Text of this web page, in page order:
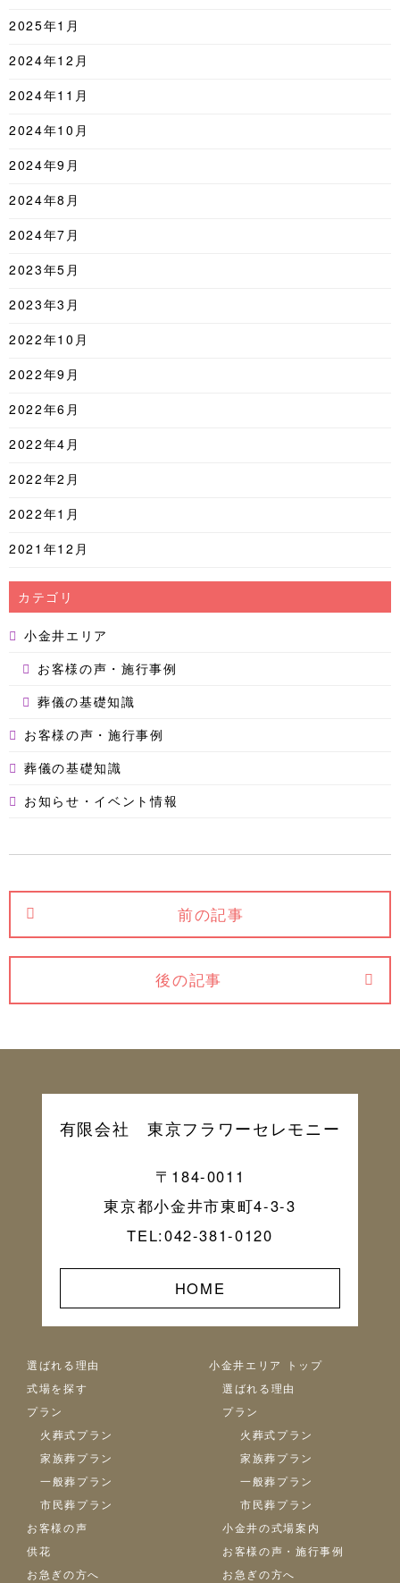
2025年1月
2024年12月
2024年11月
2024年10月
2024年9月
2024年8月
2024年7月
2023年5月
2023年3月
2022年10月
2022年9月
2022年6月
2022年4月
2022年2月
2022年1月
2021年12月
カテゴリ
小金井エリア
お客様の声・施行事例
葬儀の基礎知識
お客様の声・施行事例
葬儀の基礎知識
お知らせ・イベント情報
前の記事
後の記事
有限会社 東京フラワーセレモニー
〒184-0011
東京都小金井市東町4-3-3
TEL:042-381-0120
HOME
選ばれる理由
式場を探す
プラン
火葬式プラン
家族葬プラン
一般葬プラン
市民葬プラン
お客様の声
供花
お急ぎの方へ
小金井エリア トップ
選ばれる理由
プラン
火葬式プラン
家族葬プラン
一般葬プラン
市民葬プラン
小金井の式場案内
お客様の声・施行事例
お急ぎの方へ